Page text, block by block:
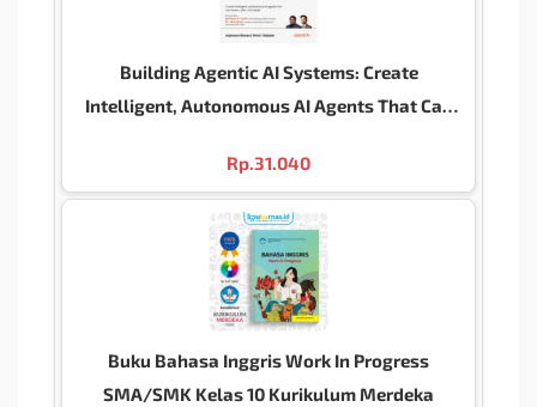
Building Agentic AI Systems: Create
Intelligent, Autonomous AI Agents That Can
Rp.31.040
Buku Bahasa Inggris Work In Progress
SMA/SMK Kelas 10 Kurikulum Merdeka